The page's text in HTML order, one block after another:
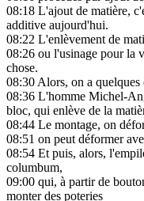
08:18 L'ajout de matière,
additive aujourd'hui.
08:22 L'enlèvement de
08:26 ou l'usinage pour la
chose.
08:30Alors, on a quelques
08:36 L'homme Michel-
bloc, qui enlève de la
08:44 Le montage, on
08:51 on peut déformer
08:54 Et puis, alors,
columbum,
09:00 qui, à partir de
monter des poteries